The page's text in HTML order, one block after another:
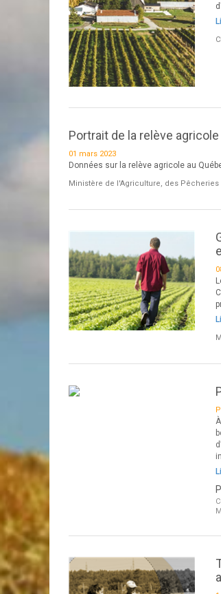
Portrait de la relève
01 mars 2023
Données sur la relève agricole au
Ministère de l'Agriculture, des Pêcheries